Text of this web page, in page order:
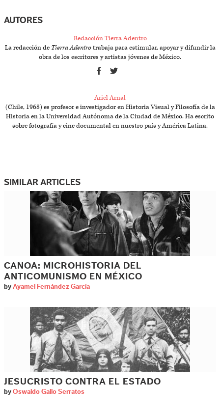
AUTORES
Redacción Tierra Adentro
La redacción de Tierra Adentrotrabaja para estimular, apoyar y difundir la
obra de los escritores y artistas jóvenes de México.
Ariel Arnal
(Chile, 1968) es profesor e investigador en Historia Visual y Filosofía de la
Historia en la Universidad Autónoma de la Ciudad de México. Ha escrito
sobre fotografía y cine documental en nuestro país y América Latina.
SIMILAR ARTICLES
CANOA: MICROHISTORIA DEL
ANTICOMUNISMO EN MÉXICO
by Ayamel Fernández García
JESUCRISTO CONTRA EL ESTADO
by Oswaldo Gallo Serratos